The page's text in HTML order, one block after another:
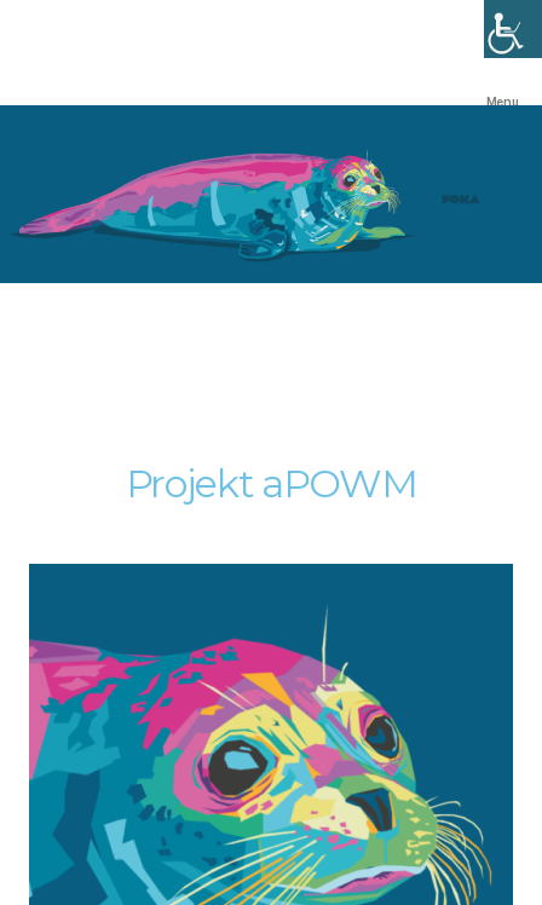
Menu
Projekt aPOWM